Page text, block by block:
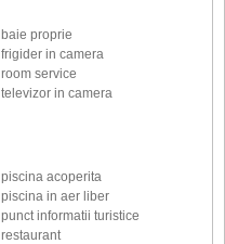
baie proprie
frigider in camera
room service
televizor in camera
piscina acoperita
piscina in aer liber
punct informatii turistice
restaurant